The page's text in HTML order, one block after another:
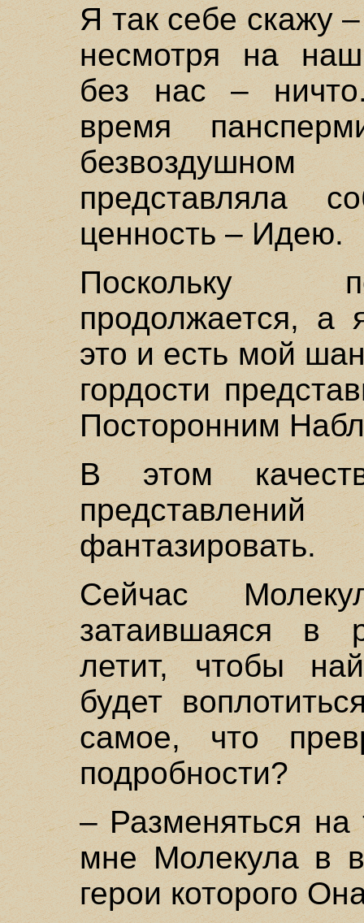
Я так себе скажу
несмотря на
без нас –
время
представляла
ценность – Идею.
Поскольку
продолжается, а
это и есть мой
гордости
Посторонним
В этом
фантазировать.
Сейчас
затаившаяся в
летит, чтобы
будет
самое, что
подробности?
– Разменяться на
мне Молекула в
герои которого